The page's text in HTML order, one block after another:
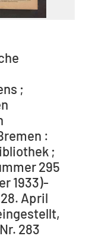
;
:
;
295
1933)-
April
283